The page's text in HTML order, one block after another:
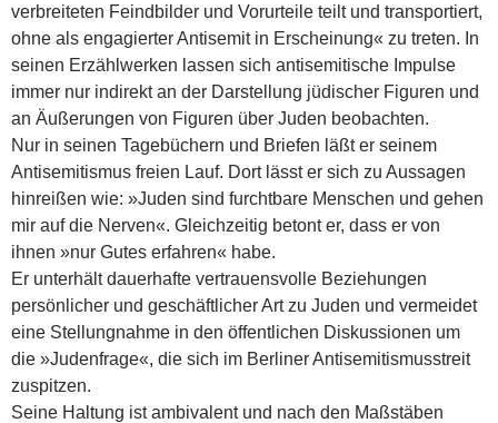
verbreiteten Feindbilder und Vorurteile teilt und transportiert,
ohne als engagierter Antisemit in Erscheinung« zu treten. In
seinen Erzählwerken lassen sich antisemitische Impulse
immer nur indirekt an der Darstellung jüdischer Figuren und
an Äußerungen von Figuren über Juden beobachten.
Nur in seinen Tagebüchern und Briefen läßt er seinem
Antisemitismus freien Lauf. Dort lässt er sich zu Aussagen
hinreißen wie: »Juden sind furchtbare Menschen und gehen
mir auf die Nerven«. Gleichzeitig betont er, dass er von
ihnen »nur Gutes erfahren« habe.
Er unterhält dauerhafte vertrauensvolle Beziehungen
persönlicher und geschäftlicher Art zu Juden und vermeidet
eine Stellungnahme in den öffentlichen Diskussionen um
die »Judenfrage«, die sich im Berliner Antisemitismusstreit
zuspitzen.
Seine Haltung ist ambivalent und nach den Maßstäben